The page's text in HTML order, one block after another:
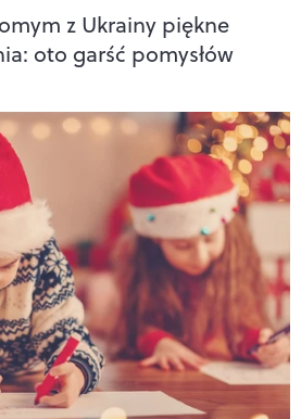
z Ukrainy piękne
oto garść pomysłów